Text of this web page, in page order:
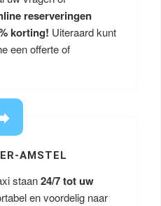
reserveringen
korting! Uiteraard kunt
een offerte of
AMSTEL
staan24/7 tot uw
en voordelig naar